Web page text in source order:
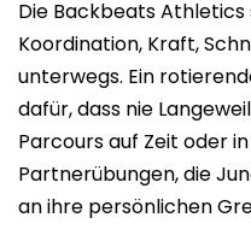
Die Backbeats
Koordination, Kraft,
unterwegs. Ein
dafür, dass nie
Parcours auf Zeit oder
Partnerübungen, die
an ihre persönlichen